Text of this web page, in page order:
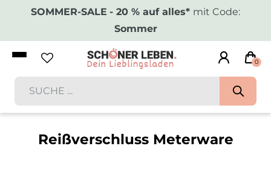
SOMMER-SALE - 20 % auf alles* mit Code:
Sommer
0
Reißverschluss Meterware